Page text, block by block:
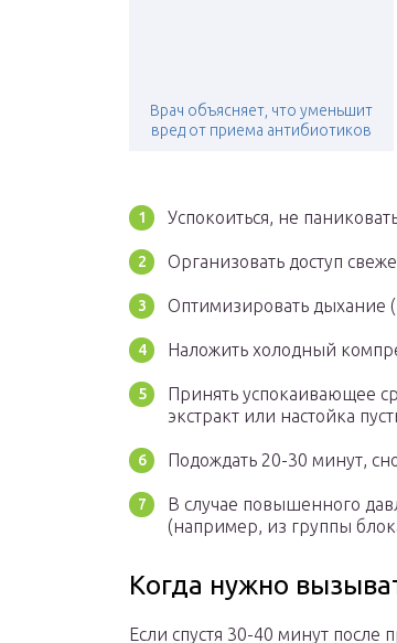
Врач объясняет, что уменьшит
вред от приема антибиотиков
Успокоиться, не
Организовать доступ
Оптимизировать дыхание
Наложить холодный
Принять успокаивающее
экстракт или настойка
Подождать 20-30 минут,
В случае повышенного
(например, из группы
Когда нужно
Если спустя 30-40 минут после